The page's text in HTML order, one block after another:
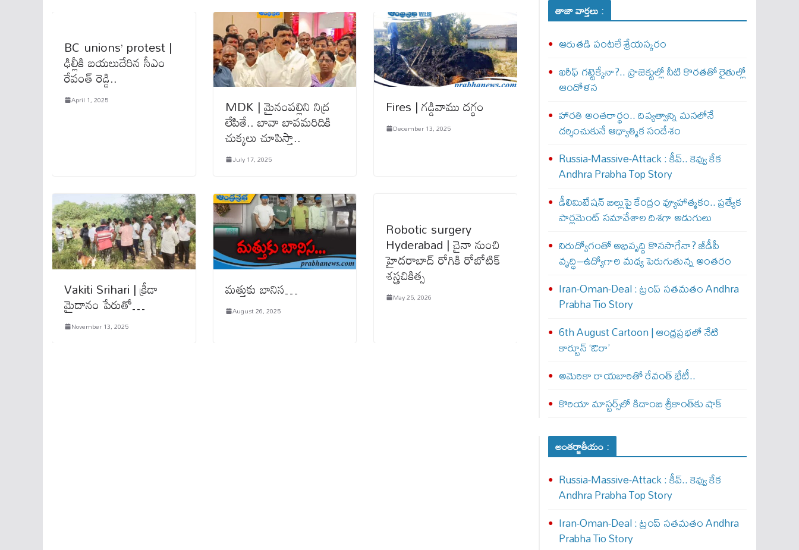
BC unions’ protest |
ఢిల్లీకి బయలుదేరిన సీఎం
రేవంత్ రెడ్డి..
April 1, 2025 MDK | మైనంపల్లిని నిద్ర
లేపితే.. బావా బావమరిదికి
చుక్క‌లు చూపిస్తా..
July 17, 2025
Fires | గడ్డివాము దగ్ధం
December 13, 2025
Vakiti Srihari | క్రీడా
మైదానం పేరుతో…
November 13, 2025
మ‌త్తుకు బానిస‌…
August 26, 2025
Robotic surgery
Hyderabad | చైనా నుంచి
హైదరాబాద్ రోగికి రోబోటిక్
శస్త్రచికిత్స
May 25, 2026
తాజా వార్తలు :
ఆరుతడి పంటలే శ్రేయస్కరం
ఖరీఫ్ గట్టెక్కేనా?.. ప్రాజెక్టుల్లో నీటి కొరతతో రైతుల్లో
ఆందోళన
హారతి అంతరార్థం.. దివ్యత్వాన్ని మనలోనే
దర్శించుకునే ఆధ్యాత్మిక సందేశం
Russia-Massive-Attack : కీవ్‌.. కెవ్వు కేక‌
Andhra Prabha Top Story
డీలిమిటేషన్ బిల్లుపై కేంద్రం వ్యూహాత్మకం.. ప్రత్యేక
పార్లమెంట్ సమావేశాల దిశగా అడుగులు
నిరుద్యోగంతో అభివృద్ధి కొనసాగేనా? జీడీపీ
వృద్ధి–ఉద్యోగాల మధ్య పెరుగుతున్న అంతరం
Iran-Oman-Deal : ట్రంప్ స‌త‌మ‌తం Andhra
Prabha Tio Story
6th August Cartoon | ఆంధ్రప్రభలో నేటి
కార్టూన్ ‘ఔరా’
అమెరికా రాయబారితో రేవంత్ భేటీ..
కొరియా మాస్టర్స్‌లో కిదాంబి శ్రీకాంత్‌కు షాక్
అంతర్జాతీయం :
Russia-Massive-Attack : కీవ్‌.. కెవ్వు కేక‌
Andhra Prabha Top Story
Iran-Oman-Deal : ట్రంప్ స‌త‌మ‌తం Andhra
Prabha Tio Story